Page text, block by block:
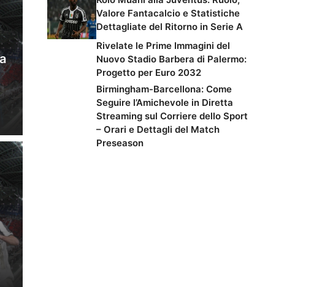
Valore Fantacalcio e Statistiche
Dettagliate del Ritorno in Serie A
Rivelate le Prime Immagini del
Nuovo Stadio Barbera di Palermo:
Progetto per Euro 2032
Birmingham-Barcellona: Come
Seguire l’Amichevole in Diretta
Streaming sul Corriere dello Sport
– Orari e Dettagli del Match
Preseason